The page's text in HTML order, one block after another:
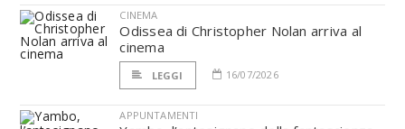
CINEMA
Odissea di Christopher Nolan arriva al
cinema
LEGGI 16/07/2026
APPUNTAMENTI